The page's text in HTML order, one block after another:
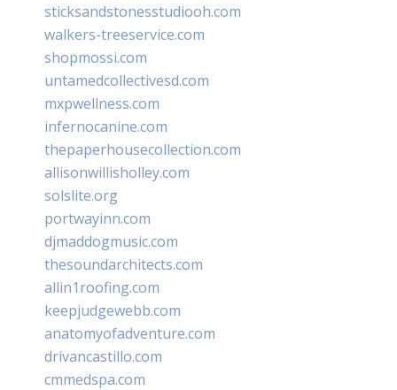
sticksandstonesstudiooh.com
walkers-treeservice.com
shopmossi.com
untamedcollectivesd.com
mxpwellness.com
infernocanine.com
thepaperhousecollection.com
allisonwillisholley.com
solslite.org
portwayinn.com
djmaddogmusic.com
thesoundarchitects.com
allin1roofing.com
keepjudgewebb.com
anatomyofadventure.com
drivancastillo.com
cmmedspa.com